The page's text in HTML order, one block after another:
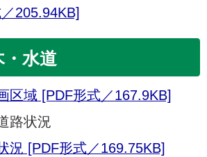
205.94KB]
・水道
区域 [PDF形式／167.9KB]
路状況
況 [PDF形式／169.75KB]